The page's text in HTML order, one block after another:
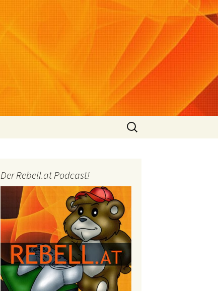
Suchen
nach:
Der Rebell.at Podcast!